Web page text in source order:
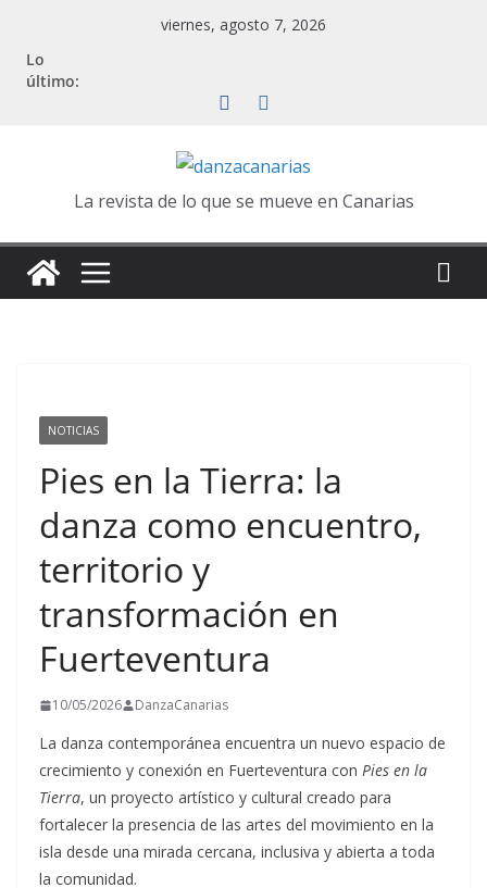
contenido
viernes, agosto 7, 2026
Lo
último:
La revista de lo que se mueve en Canarias
NOTICIAS
Pies en la Tierra: la
danza como encuentro,
territorio y
transformación en
Fuerteventura
10/05/2026 DanzaCanarias
La danza contemporánea encuentra un nuevo espacio de
crecimiento y conexión en Fuerteventura con Pies en la
Tierra, un proyecto artístico y cultural creado para
fortalecer la presencia de las artes del movimiento en la
isla desde una mirada cercana, inclusiva y abierta a toda
la comunidad.